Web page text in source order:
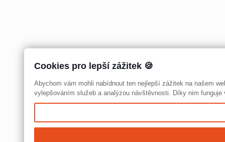
Cookies pro lepší zážitek 🍪
Abychom vám mohli nabídnout ten nejlepší zážitek na našem
vylepšováním služeb a analýzou návštěvnosti. Díky nim